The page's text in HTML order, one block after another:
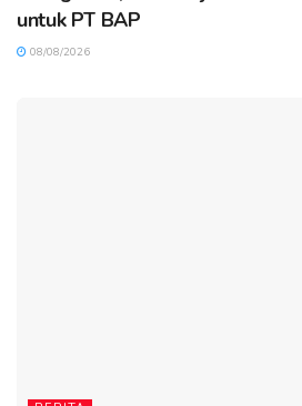
untuk PT BAP
08/08/2026